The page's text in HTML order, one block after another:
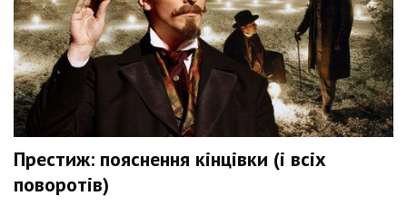
Престиж: пояснення кінцівки (і всіх
поворотів)